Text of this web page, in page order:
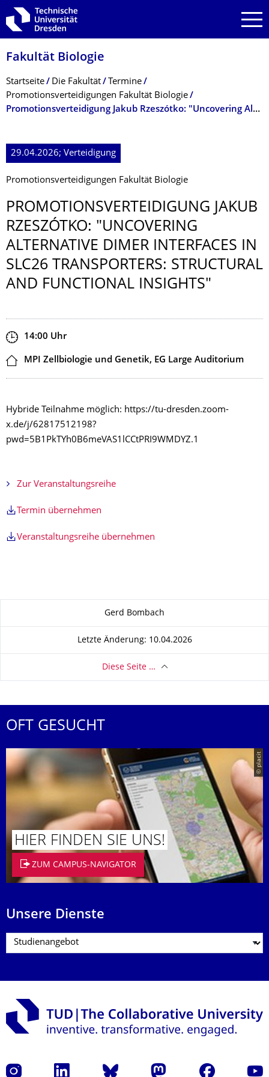
Zur Hauptnavigation springen
Zur Suche springen
Zum Inhalt springen
Fakultät Biologie
Breadcrumb-Menü
Startseite Die Fakultät
Termine
Promotionsverteidigungen Fakultät Biologie
Promotionsverteidigung Jakub Rzeszótko: "Uncovering Alternative Dimer Interfaces in SLC26 Transporters: Structural and Functional Insights"
29.04.2026; Verteidigung
Promotionsverteidigungen Fakultät Biologie
PROMOTIONSVER­TEIDIGUNG JAKUB
RZESZÓTKO: "UNCOVERING
ALTERNATIVE DIMER INTERFACES IN
SLC26 TRANSPORTERS: STRUCTURAL
AND FUNCTIONAL INSIGHTS"
Zeit
14:00 Uhr
Ort
MPI Zellbiologie und Genetik, EG Large Auditorium
Hybride Teilnahme möglich: https://tu-dresden.zoom-
x.de/j/62817512198?
pwd=5B1PkTYh0B6meVAS1lCCtPRI9WMDYZ.1
Zur Veranstaltungsreihe
Termin übernehmen
Veranstaltungsreihe übernehmen
Gerd Bombach
Letzte Änderung: 10.04.2026
Diese Seite …
OFT GESUCHT
© placit
HIER FINDEN SIE UNS!
ZUM CAMPUS-NAVIGATOR
Unsere Dienste
Instagram LinkedIn Bluesky Mastodon Facebook